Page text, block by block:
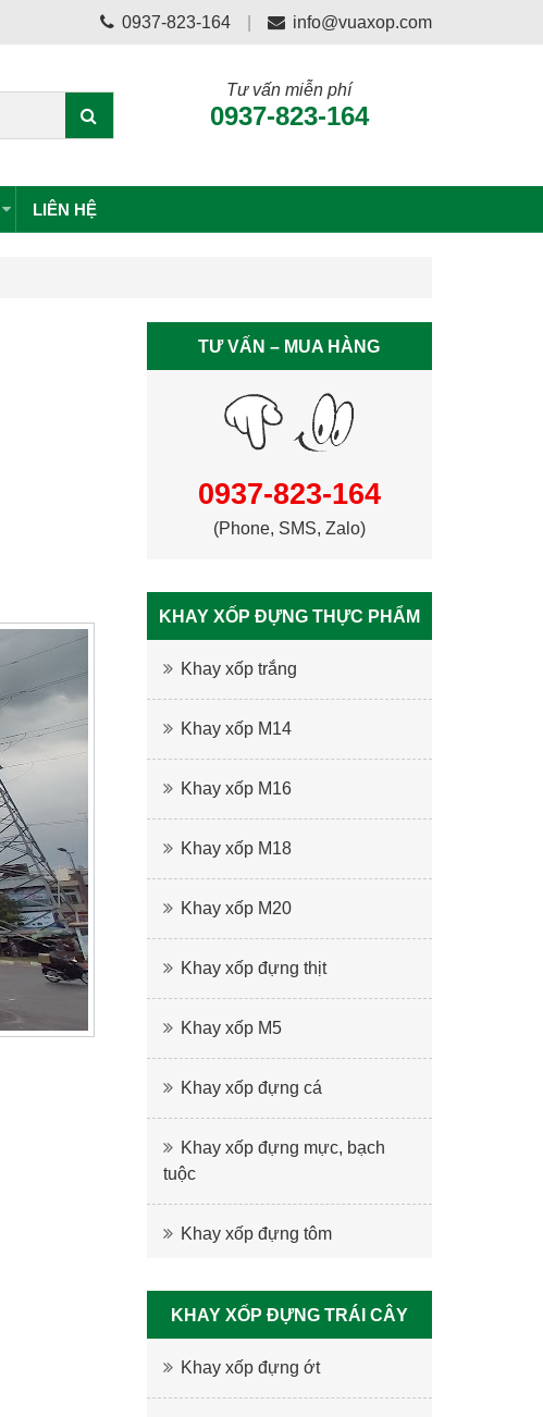
0937-823-164 info@vuaxop.com
Tư vấn miễn phí
0937-823-164
LIÊN HỆ
TƯ VẤN – MUA HÀNG
0937-823-164
(Phone, SMS, Zalo)
KHAY XỐP ĐỰNG THỰC PHẨM
Khay xốp trắng
Khay xốp M14
Khay xốp M16
Khay xốp M18
Khay xốp M20
Khay xốp đựng thịt
Khay xốp M5
Khay xốp đựng cá
Khay xốp đựng mực, bạch
tuộc
Khay xốp đựng tôm
KHAY XỐP ĐỰNG TRÁI CÂY
Khay xốp đựng ớt